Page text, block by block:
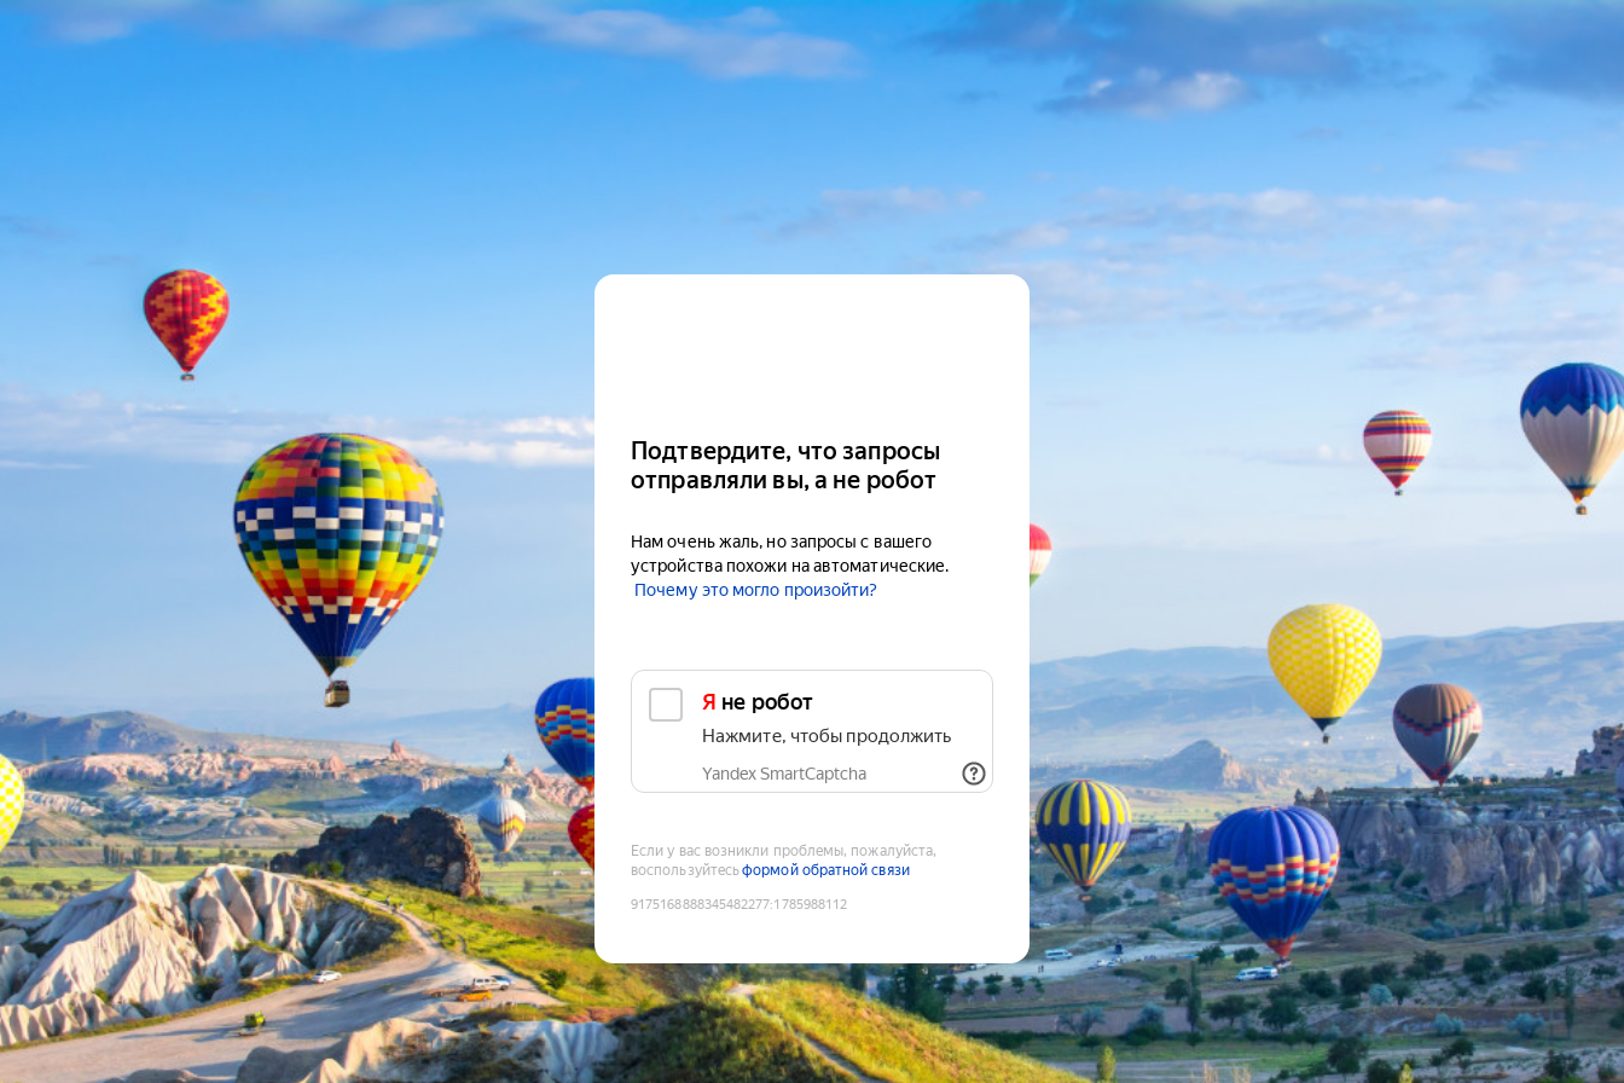
Подтвердите, что запросы
отправляли вы, а не робот
Нам очень жаль, но запросы с вашего
устройства похожи на автоматические.
Почему это могло произойти?
Я не робот
Нажмите, чтобы продолжить
Yandex SmartCaptcha
Если у вас возникли проблемы, пожалуйста,
воспользуйтесьформой обратной связи
9175168888345482277:1785988112